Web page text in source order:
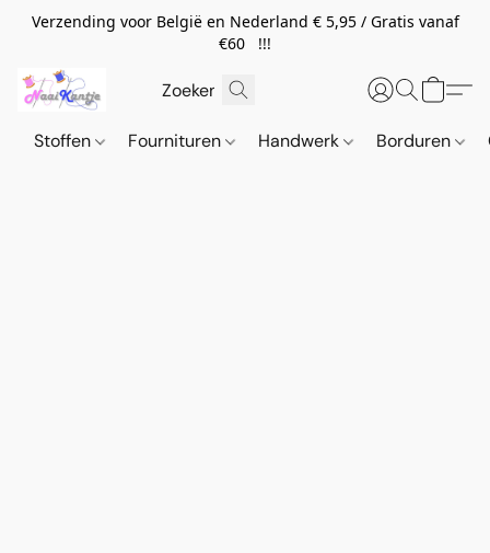
Verzending voor België en Nederland € 5,95 / Gratis vanaf
€60 !!!
Stoffen Fournituren Handwerk Borduren